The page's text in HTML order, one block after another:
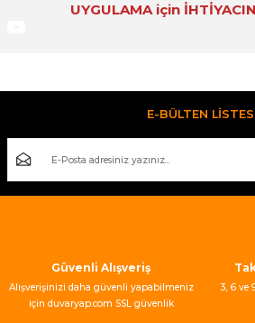
Bu ürünün fiyat bilgisi, resim, ürün
Ürün resmi kalitesiz, bozuk veya
Ürün bilgilerinde hatalar bulunuyor.
Ürün fiyatı diğer sitelerden daha pahalı.
UYGULAMA için
Stikwall Fix Duvar Paneli ve Çıtası Montaj
E-BÜLTEN
Güvenli Alışveriş
Alışverişinizi daha güvenli yapabilmeniz
için duvaryap.com SSL güvenlik
3, 6 ve